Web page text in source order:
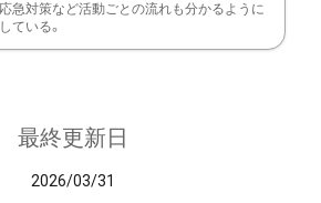
応急対策など活動ごとの流れも分かるように
している。
最終更新日
2026/03/31